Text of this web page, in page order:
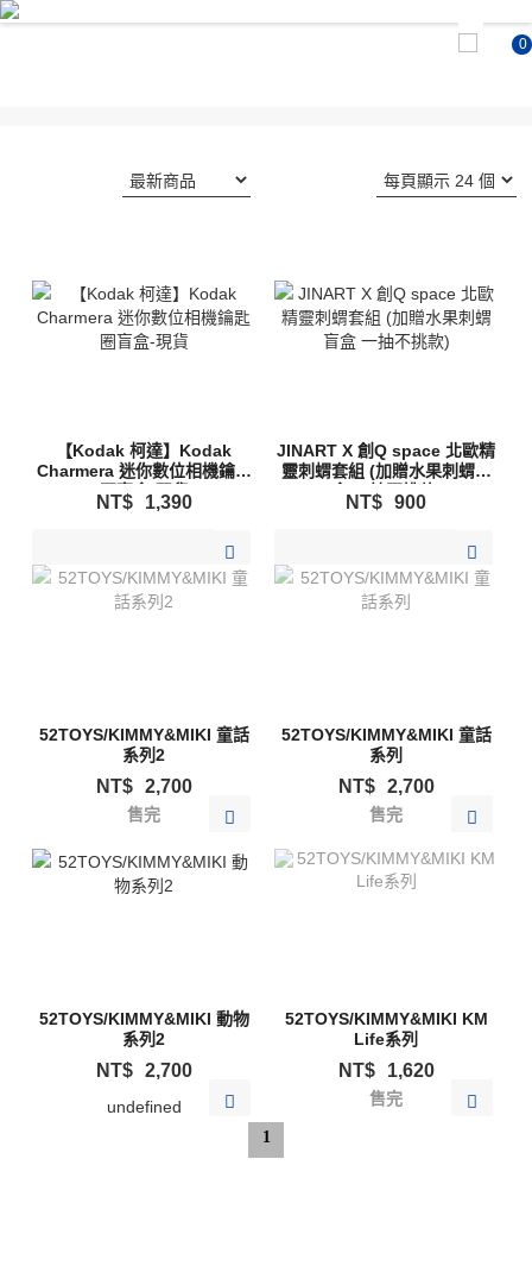
0
【Kodak 柯達】Kodak
Charmera 迷你數位相機鑰匙
圈盲盒-現貨
NT$ 1,390
JINART X 創Q space 北歐精
靈刺蝟套組 (加贈水果刺蝟盲
盒 一抽不挑款)
NT$ 900
52TOYS/KIMMY&MIKI 童話
系列2
NT$ 2,700
售完
52TOYS/KIMMY&MIKI 童話
系列
NT$ 2,700
售完
52TOYS/KIMMY&MIKI 動物
系列2
NT$ 2,700
undefined
52TOYS/KIMMY&MIKI KM
Life系列
NT$ 1,620
售完
1